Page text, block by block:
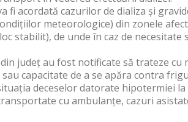
fi acordată cazurilor de dializa și
meteorologice) din zonele
stabilit), de unde în caz de
județ au fost notificate să trateze cu
capacitate de a se apăra contra
deceselor datorate hipotermiei
cu ambulanțe, cazuri